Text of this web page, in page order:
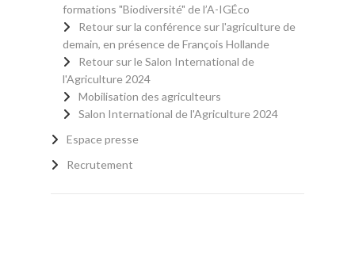
formations "Biodiversité" de l’A-IGÉco
Retour sur la conférence sur l'agriculture de
demain, en présence de François Hollande
Retour sur le Salon International de
l'Agriculture 2024
Mobilisation des agriculteurs
Salon International de l'Agriculture 2024
Espace presse
Recrutement